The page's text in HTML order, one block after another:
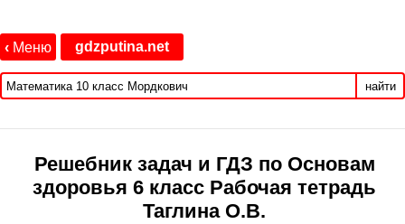
‹ Меню gdzputina.net
найти
Решебник задач и ГДЗ по Основам
здоровья 6 класс Рабочая тетрадь
Таглина О.В.